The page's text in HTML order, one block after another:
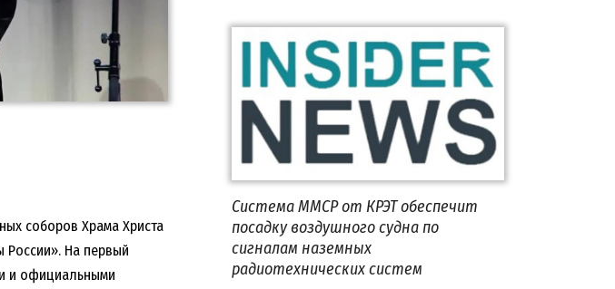
соборов Храма Христа
На первый
и официальными
Система ММСР от КРЭТ обеспечит
посадку воздушного судна по
сигналам наземных
радиотехнических систем